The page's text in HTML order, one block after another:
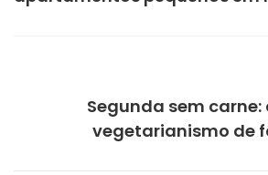
Segunda sem
vegetarianismo de